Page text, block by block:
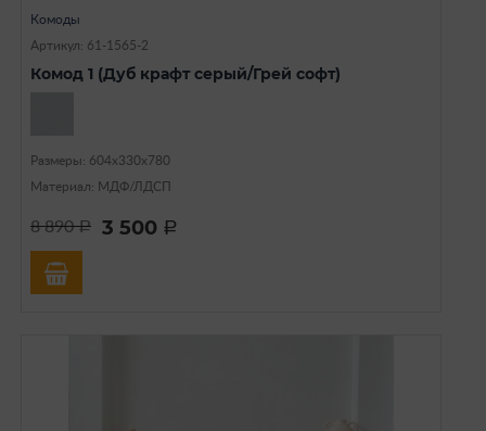
Комоды
Артикул: 61-1565-2
Комод 1 (Дуб крафт серый/Грей софт)
Размеры: 604х330х780
Материал: МДФ/ЛДСП
8 890a 3 500 a